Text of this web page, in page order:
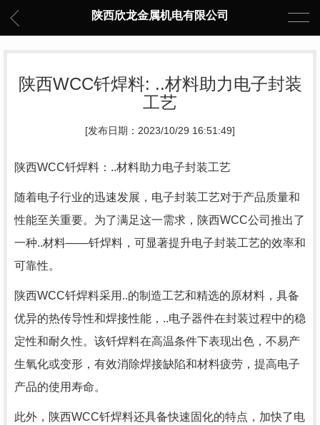
陕西欣龙金属机电有限公司
陕西WCC钎焊料: ..材料助力电子封装
工艺
[发布日期：2023/10/29 16:51:49]
陕西WCC钎焊料：..材料助力电子封装工艺
随着电子行业的迅速发展，电子封装工艺对于产品质量和
性能至关重要。为了满足这一需求，陕西WCC公司推出了
一种..材料——钎焊料，可显著提升电子封装工艺的效率和
可靠性。
陕西WCC钎焊料采用..的制造工艺和精选的原材料，具备
优异的热传导性和焊接性能，..电子器件在封装过程中的稳
定性和耐久性。该钎焊料在高温条件下表现出色，不易产
生氧化或变形，有效消除焊接缺陷和材料疲劳，提高电子
产品的使用寿命。
此外，陕西WCC钎焊料还具备快速固化的特点，加快了电